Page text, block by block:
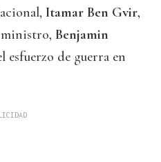
Itamar Ben Gvir,
Benjamin
esfuerzo de guerra en